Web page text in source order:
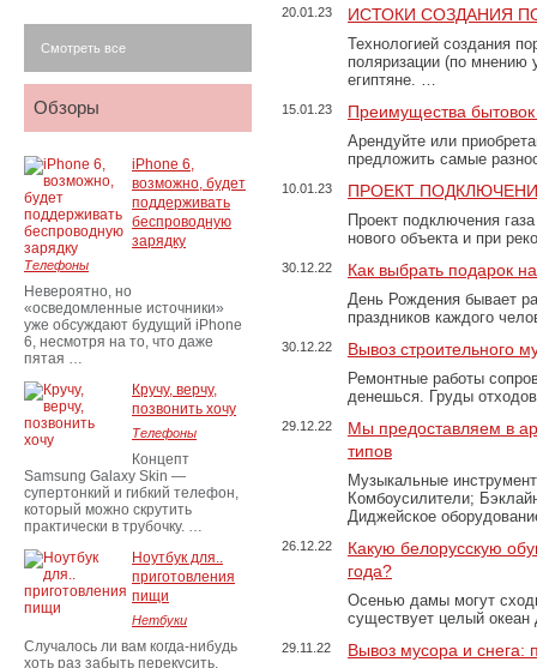
20.01.23 ИСТОКИ СОЗДАНИЯ
Технологией создания
поляризации (по
египтяне. …
15.01.23 Преимущества
Арендуйте или
предложить самые
10.01.23 ПРОЕКТ
Проект подключения
нового объекта и при
30.12.22 Как выбрать подарок
День Рождения бывает
праздников каждого
30.12.22 Вывоз строительного
Ремонтные работы
денешься. Груды
29.12.22
Мы предоставляем в
типов
Музыкальные
Комбоусилители;
Диджейское
26.12.22
Какую белорусскую
года?
Осенью дамы могут
существует целый
29.11.22 Вывоз мусора и
Смотреть все
Обзоры
iPhone 6,
возможно, будет
поддерживать
беспроводную
зарядку
Телефоны
Невероятно, но
«осведомленные источники»
уже обсуждают будущий iPhone
6, несмотря на то, что даже
пятая …
Кручу, верчу,
позвонить хочу
Телефоны
Концепт
Samsung Galaxy Skin —
супертонкий и гибкий телефон,
который можно скрутить
практически в трубочку. …
Ноутбук для..
приготовления
пищи
Нетбуки
Случалось ли вам когда-нибудь
хоть раз забыть перекусить,